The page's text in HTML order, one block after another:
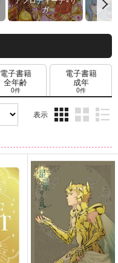
ガ
シ
電子書籍
全年齢
0件
電子書籍
成年
0件
表示
ム
表
ム
表
示
ム
表